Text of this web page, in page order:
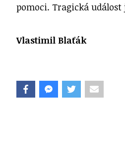
pomoci. Tragická
Vlastimil Blaťák